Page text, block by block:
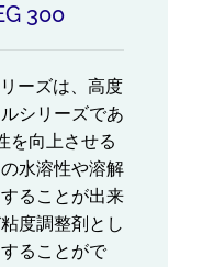
300
ーズは、高度
シリーズであ
を向上させる
水溶性や溶解
ることが出来
度調整剤とし
ることがで